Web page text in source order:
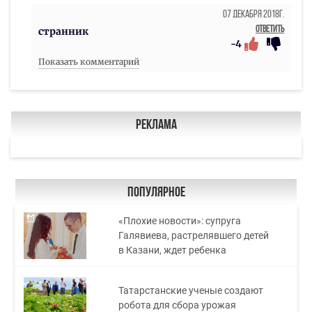
странник
07 Декабря 2018г.
Ответить
-4
Показать комментарий
Реклама
Популярное
«Плохие новости»: супруга
Галявиева, растрелявшего детей
в Казани, ждет ребенка
Татарстанские ученые создают
робота для сбора урожая